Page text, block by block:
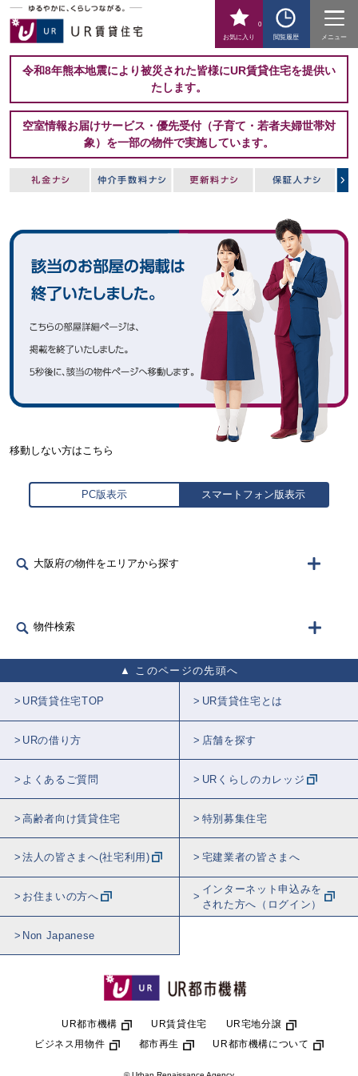
お気に入り
0
閲覧履歴
メニュー
令和8年熊本地震により被災された皆様にUR賃貸住宅を提供い
たします。
空室情報お届けサービス・優先受付（子育て・若者夫婦世帯対
象）を一部の物件で実施しています。
移動しない方はこちら
PC版表示 スマートフォン版表示
大阪府の物件をエリアから探す
物件検索
このページの先頭へ
UR賃貸住宅TOP UR賃貸住宅とは
URの借り方 店舗を探す
よくあるご質問 URくらしのカレッジ
高齢者向け賃貸住宅 特別募集住宅
法人の皆さまへ(社宅利用) 宅建業者の皆さまへ
お住まいの方へ
インターネット申込みを
された方へ（ログイン）
Non Japanese
UR都市機構 UR賃貸住宅
UR宅地分譲
ビジネス用物件
都市再生 UR都市機構について